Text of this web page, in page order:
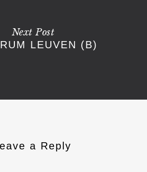
Next Post
LEUVEN (B)
a Reply